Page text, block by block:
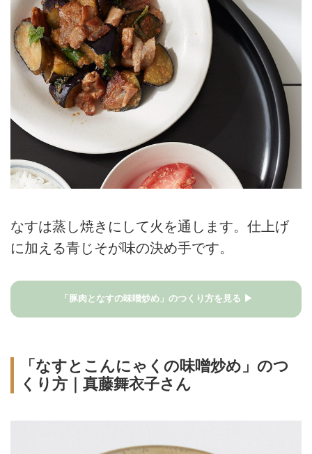
なすは蒸し焼きにして火を通します。仕上げ
に加える青じそが味の決め手です。
「豚肉となすの味噌炒め」のつくり方を見る ▶
「なすとこんにゃくの味噌炒め」のつ
くり方｜真藤舞衣子さん